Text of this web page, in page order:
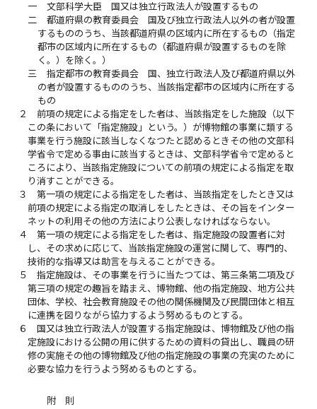
一
文部科学大臣 国又は独立行政法人が設置するもの
二
都道府県の教育委員会 国及び独立行政法人以外の者が設置
するもののうち、当該都道府県の区域内に所在するもの（指定
都市の区域内に所在するもの（都道府県が設置するものを除
く。）を除く。）
三
指定都市の教育委員会 国、独立行政法人及び都道府県以外
の者が設置するもののうち、当該指定都市の区域内に所在する
もの
２
前項の規定による指定をした者は、当該指定をした施設（以下
この条において「指定施設」という。）が博物館の事業に類する
事業を行う施設に該当しなくなつたと認めるときその他の文部科
学省令で定める事由に該当するときは、文部科学省令で定めると
ころにより、当該指定施設についての前項の規定による指定を取
り消すことができる。
３
第一項の規定による指定をした者は、当該指定をしたとき又は
前項の規定による指定の取消しをしたときは、その旨をインター
ネットの利用その他の方法により公表しなければならない。
４
第一項の規定による指定をした者は、指定施設の設置者に対
し、その求めに応じて、当該指定施設の運営に関して、専門的、
技術的な指導又は助言を与えることができる。
５
指定施設は、その事業を行うに当たつては、第三条第二項及び
第三項の規定の趣旨を踏まえ、博物館、他の指定施設、地方公共
団体、学校、社会教育施設その他の関係機関及び民間団体と相互
に連携を図りながら協力するよう努めるものとする。
６
国又は独立行政法人が設置する指定施設は、博物館及び他の指
定施設における公開の用に供するための資料の貸出し、職員の研
修の実施その他の博物館及び他の指定施設の事業の充実のために
必要な協力を行うよう努めるものとする。
附 則